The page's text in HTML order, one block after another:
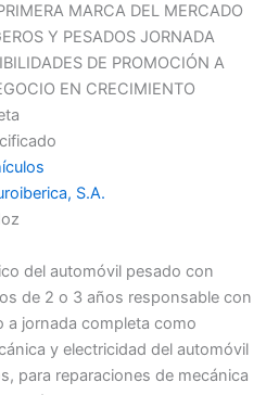
MARCA DEL MERCADO
Y PESADOS JORNADA
DE PROMOCIÓN A
EN CRECIMIENTO
S.A.
del automóvil pesado con
de 2 o 3 años responsable con
a jornada completa como
y electricidad del automóvil
para reparaciones de mecánica